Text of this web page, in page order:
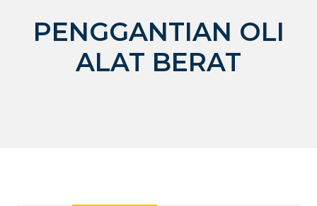
PENGGANTIAN OLI
ALAT BERAT